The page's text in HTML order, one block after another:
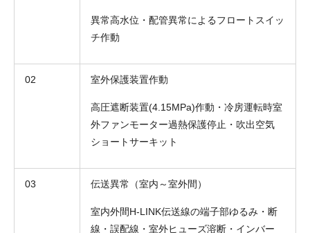
異常高水位・配管異常によるフロートスイッ
チ作動
02 室外保護装置作動
高圧遮断装置(4.15MPa)作動・冷房運転時室
外ファンモーター過熱保護停止・吹出空気
ショートサーキット
03 伝送異常（室内～室外間）
室内外間H-LINK伝送線の端子部ゆるみ・断
線・誤配線・室外ヒューズ溶断・インバー